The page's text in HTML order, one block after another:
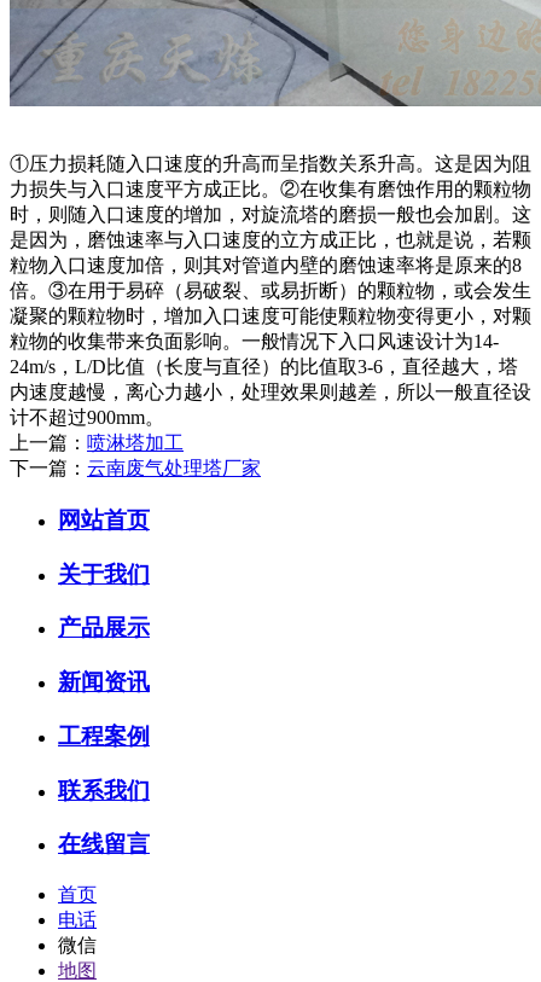
①压力损耗随入口速度的升高而呈指数关系升高。这是因为阻
力损失与入口速度平方成正比。②在收集有磨蚀作用的颗粒物
时，则随入口速度的增加，对旋流塔的磨损一般也会加剧。这
是因为，磨蚀速率与入口速度的立方成正比，也就是说，若颗
粒物入口速度加倍，则其对管道内壁的磨蚀速率将是原来的8
倍。③在用于易碎（易破裂、或易折断）的颗粒物，或会发生
凝聚的颗粒物时，增加入口速度可能使颗粒物变得更小，对颗
粒物的收集带来负面影响。一般情况下入口风速设计为14-
24m/s，L/D比值（长度与直径）的比值取3-6，直径越大，塔
内速度越慢，离心力越小，处理效果则越差，所以一般直径设
计不超过900mm。
上一篇： 喷淋塔加工
下一篇： 云南废气处理塔厂家
网站首页
关于我们
产品展示
新闻资讯
工程案例
联系我们
在线留言
首页
电话
微信
地图